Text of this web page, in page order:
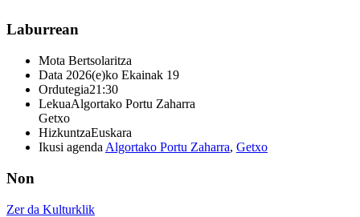
Laburrean
Mota Bertsolaritza
Data 2026(e)ko Ekainak 19
Ordutegia21:30
LekuaAlgortako Portu Zaharra
Getxo
HizkuntzaEuskara
Ikusi agenda Algortako Portu Zaharra, Getxo
Non
Zer da Kulturklik